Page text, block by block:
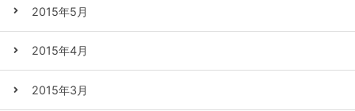
2015年5月
2015年4月
2015年3月